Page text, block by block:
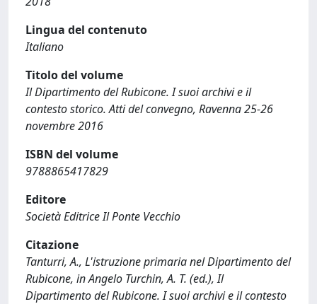
Lingua del contenuto
Italiano
Titolo del volume
Il Dipartimento del Rubicone. I suoi archivi e il
contesto storico. Atti del convegno, Ravenna 25-26
novembre 2016
ISBN del volume
9788865417829
Editore
Società Editrice Il Ponte Vecchio
Citazione
Tanturri, A., L'istruzione primaria nel Dipartimento del
Rubicone, in Angelo Turchin, A. T. (ed.), Il
Dipartimento del Rubicone. I suoi archivi e il contesto